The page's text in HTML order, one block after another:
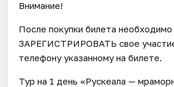
Внимание!
После покупки билета необходимо
ЗАРЕГИСТРИРОВАТЬ свое
телефону указанному на билете.
Тур на 1 день «Рускеала —